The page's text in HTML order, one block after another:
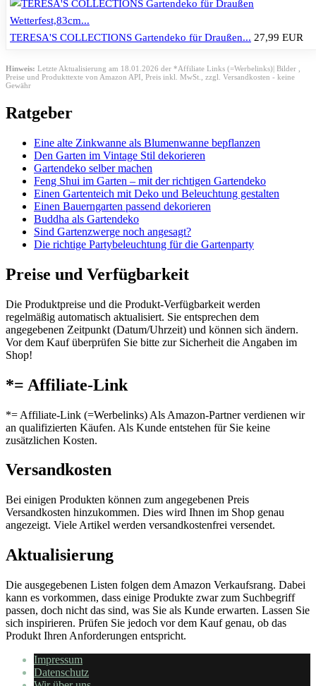
TERESA'S COLLECTIONS Gartendeko für Draußen... 27,99 EUR
Hinweis: Letzte Aktualisierung am 18.01.2026 der *Affiliate Links (=Werbelinks)| Bilder ,
Preise und Produkttexte von Amazon API, Preis inkl. MwSt., zzgl. Versandkosten - keine
Gewähr
Ratgeber
Eine alte Zinkwanne als Blumenwanne bepflanzen
Den Garten im Vintage Stil dekorieren
Gartendeko selber machen
Feng Shui im Garten – mit der richtigen Gartendeko
Einen Gartenteich mit Deko und Beleuchtung gestalten
Einen Bauerngarten passend dekorieren
Buddha als Gartendeko
Sind Gartenzwerge noch angesagt?
Die richtige Partybeleuchtung für die Gartenparty
Preise und Verfügbarkeit
Die Produktpreise und die Produkt-Verfügbarkeit werden
regelmäßig automatisch aktualisiert. Sie entsprechen dem
angegebenen Zeitpunkt (Datum/Uhrzeit) und können sich ändern.
Vor dem Kauf überprüfen Sie bitte zur Sicherheit die Angaben im
Shop!
*= Affiliate-Link
*= Affiliate-Link (=Werbelinks) Als Amazon-Partner verdienen wir
an qualifizierten Käufen. Als Kunde entstehen für Sie keine
zusätzlichen Kosten.
Versandkosten
Bei einigen Produkten können zum angegebenen Preis
Versandkosten hinzukommen. Dies wird Ihnen im Shop genau
angezeigt. Viele Artikel werden versandkostenfrei versendet.
Aktualisierung
Die ausgegebenen Listen folgen dem Amazon Verkaufsrang. Dabei
kann es vorkommen, dass einige Produkte zwar zum Suchbegriff
passen, doch nicht das sind, was Sie als Kunde erwarten. Lassen Sie
sich inspirieren. Prüfen Sie jedoch vor dem Kauf genau, ob das
Produkt Ihren Anforderungen entspricht.
Impressum
Datenschutz